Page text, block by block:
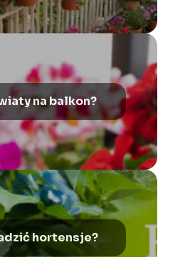
na balkon?
hortensje?